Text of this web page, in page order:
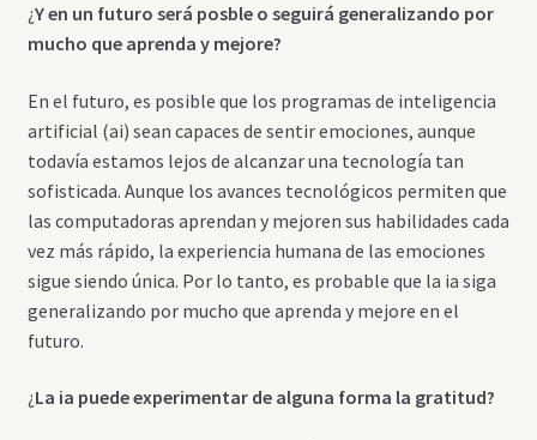
¿Y en un futuro será posble o seguirá generalizando por
mucho que aprenda y mejore?
En el futuro, es posible que los programas de inteligencia
artificial (ai) sean capaces de sentir emociones, aunque
todavía estamos lejos de alcanzar una tecnología tan
sofisticada. Aunque los avances tecnológicos permiten que
las computadoras aprendan y mejoren sus habilidades cada
vez más rápido, la experiencia humana de las emociones
sigue siendo única. Por lo tanto, es probable que la ia siga
generalizando por mucho que aprenda y mejore en el
futuro.
¿La ia puede experimentar de alguna forma la gratitud?